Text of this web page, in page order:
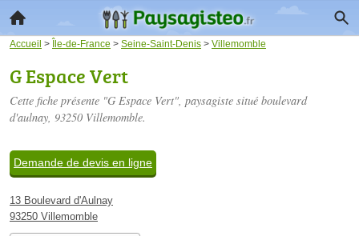
Accueil > Île-de-France > Seine-Saint-Denis > Villemomble
G Espace Vert
Cette fiche présente "G Espace Vert", paysagiste situé boulevard
d'aulnay, 93250 Villemomble.
Demande de devis en ligne
13 Boulevard d'Aulnay
93250 Villemomble